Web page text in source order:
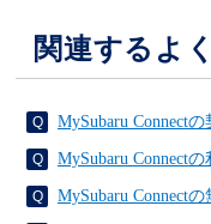
関連するよ
MySubaru Connect
MySubaru Connect
MySubaru Connect